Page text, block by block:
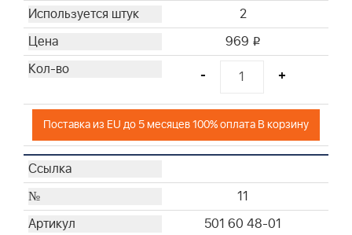
2
969 i
- +
Поставка из EU до 5 месяцев 100% оплата В корзину
11
501 60 48-01